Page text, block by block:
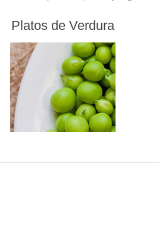
Platos de Verdura